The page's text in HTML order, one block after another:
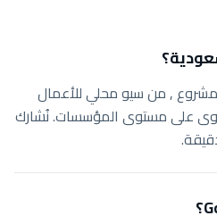
, من سيو محلي للأعمال
على مستوى المؤسسات. نُشارك